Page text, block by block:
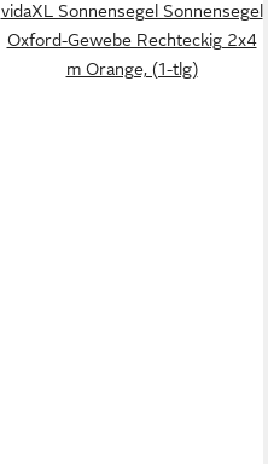
vidaXL Sonnensegel Sonnensegel
Oxford-Gewebe Rechteckig 2x4
m Orange, (1-tlg)